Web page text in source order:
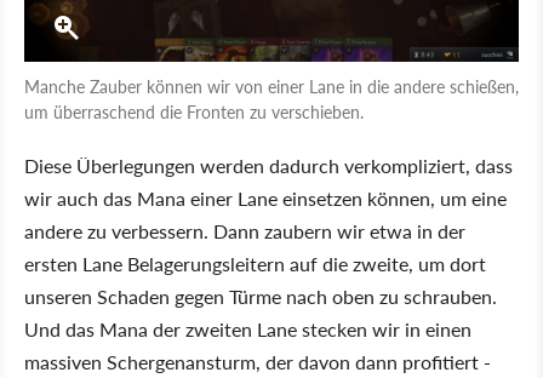
Manche Zauber können wir von einer Lane in die andere schießen,
um überraschend die Fronten zu verschieben.
Diese Überlegungen werden dadurch verkompliziert, dass
wir auch das Mana einer Lane einsetzen können, um eine
andere zu verbessern. Dann zaubern wir etwa in der
ersten Lane Belagerungsleitern auf die zweite, um dort
unseren Schaden gegen Türme nach oben zu schrauben.
Und das Mana der zweiten Lane stecken wir in einen
massiven Schergenansturm, der davon dann profitiert -